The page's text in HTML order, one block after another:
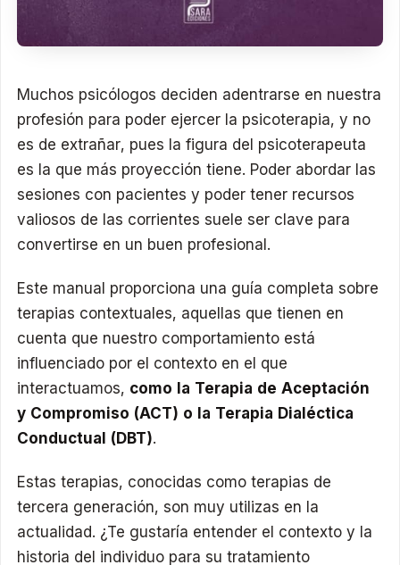
Muchos psicólogos deciden adentrarse en nuestra
profesión para poder ejercer la psicoterapia, y no
es de extrañar, pues la figura del psicoterapeuta
es la que más proyección tiene. Poder abordar las
sesiones con pacientes y poder tener recursos
valiosos de las corrientes suele ser clave para
convertirse en un buen profesional.
Este manual proporciona una guía completa sobre
terapias contextuales, aquellas que tienen en
cuenta que nuestro comportamiento está
influenciado por el contexto en el que
interactuamos, como la Terapia de Aceptación
y Compromiso (ACT) o la Terapia Dialéctica
Conductual (DBT).
Estas terapias, conocidas como terapias de
tercera generación, son muy utilizas en la
actualidad. ¿Te gustaría entender el contexto y la
historia del individuo para su tratamiento